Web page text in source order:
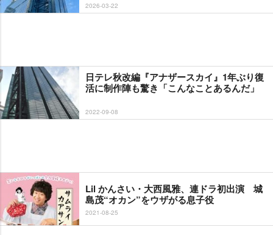
2026-03-22
日テレ秋改編『アナザースカイ』1年ぶり復
活に制作陣も驚き「こんなことあるんだ」
2022-09-08
Lil かんさい・大西風雅、連ドラ初出演 城
島茂“オカン”をウザがる息子役
2021-08-25